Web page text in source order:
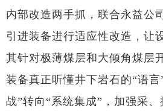
内部改造两手抓，联合永益公
引进装备进行适应性改造，让
其针对极薄煤层和大倾角煤层
装备真正听懂井下岩石的“语
战”转向“系统集成”，加强采